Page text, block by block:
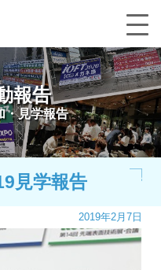
報告
・見学報告
見学報告
2019年2月7日